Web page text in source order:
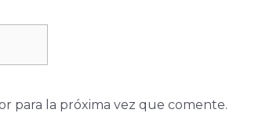
para la próxima vez que comente.